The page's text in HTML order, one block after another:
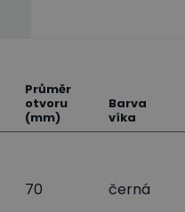
Průměr
otvoru
(mm)
Barva
víka
70 černá